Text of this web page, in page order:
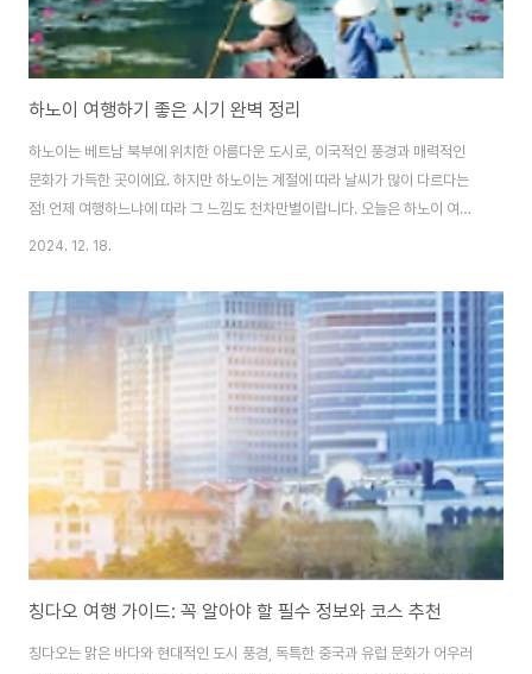
하노이 여행하기 좋은 시기 완벽 정리
하노이는 베트남 북부에 위치한 아름다운 도시로, 이국적인 풍경과 매력적인
문화가 가득한 곳이에요. 하지만 하노이는 계절에 따라 날씨가 많이 다르다는
점! 언제 여행하느냐에 따라 그 느낌도 천차만별이랍니다. 오늘은 하노이 여행
을 계획하는 분들을 위해 여행하기 좋은 시기를 꼼꼼하게 정리해 드릴게요.1.
사계절을 경험할 수 있는 도시예요. 하노이 날씨를 간단한 도표로 정리해 보았
어요.계절 기간 평균 기온 특징봄3월~4월20~25℃선선하고 쾌적한 날씨여
름5월~8월28~35℃무더위와 소나기가 자주 발생가을9월~11월22~28℃
맑고 쾌청한 날씨, 관광하기 최적겨울12월~2월15~20℃서늘하고 건조한 날
씨2. 하노이 여행하기 좋은 시기: 가을 ..
2024. 12. 18.
칭다오 여행 가이드: 꼭 알아야 할 필수 정보와 코스 추천
칭다오는 맑은 바다와 현대적인 도시 풍경, 독특한 중국과 유럽 문화가 어우러